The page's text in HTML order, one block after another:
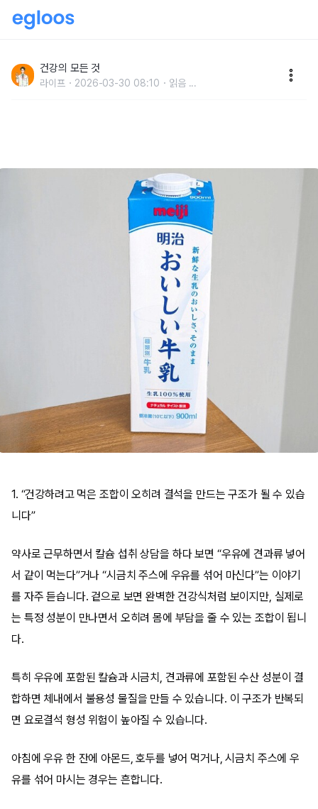
는데 결석 만드는 주범입니다
건강의 모든 것
라이프 2026-03-30 08:10 읽음 ...
1. “건강하려고 먹은 조합이 오히려 결석을 만드는 구조가 될 수 있습
니다”
약사로 근무하면서 칼슘 섭취 상담을 하다 보면 “우유에 견과류 넣어
서 같이 먹는다”거나 “시금치 주스에 우유를 섞어 마신다”는 이야기
를 자주 듣습니다. 겉으로 보면 완벽한 건강식처럼 보이지만, 실제로
는 특정 성분이 만나면서 오히려 몸에 부담을 줄 수 있는 조합이 됩니
다.
특히 우유에 포함된 칼슘과 시금치, 견과류에 포함된 수산 성분이 결
합하면 체내에서 불용성 물질을 만들 수 있습니다. 이 구조가 반복되
면 요로결석 형성 위험이 높아질 수 있습니다.
아침에 우유 한 잔에 아몬드, 호두를 넣어 먹거나, 시금치 주스에 우
유를 섞어 마시는 경우는 흔합니다.